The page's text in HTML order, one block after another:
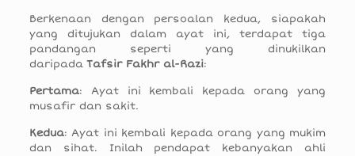
Berkenaan dengan persoalan kedua, siapakah
yang ditujukan dalam ayat ini, terdapat tiga
pandangan seperti yang dinukilkan
daripada Tafsir Fakhr al-Razi:
Pertama: Ayat ini kembali kepada orang yang
musafir dan sakit.
Kedua: Ayat ini kembali kepada orang yang mukim
dan sihat. Inilah pendapat kebanyakan ahli